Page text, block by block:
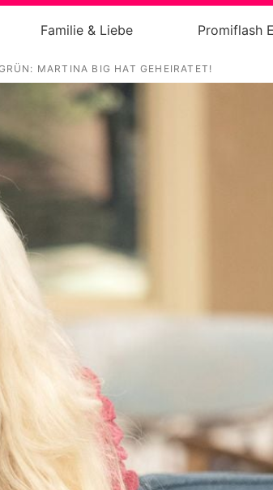
Familie & Liebe Promiflash
MARTINA BIG HAT GEHEIRATET!